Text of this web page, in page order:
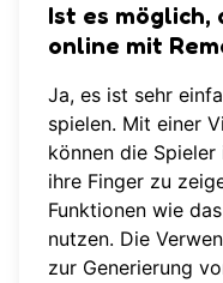
Ist es möglich,
online mit
Ja, es ist sehr
spielen. Mit einer
können die Spieler
ihre Finger zu
Funktionen wie
nutzen. Die
zur Generierung